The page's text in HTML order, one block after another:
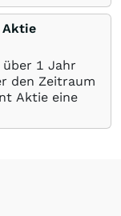
Aktie
1 Jahr
den Zeitraum
Aktie eine